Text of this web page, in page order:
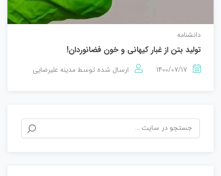
دانشنامه
تولید بتن از غبار کیهانی و خون فضانوردان!
1400/07/17 ارسال شده توسط مدینه علیرضایی